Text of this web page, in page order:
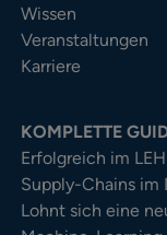
Wissen
Veranstaltungen
Karriere
KOMPLETTE
Erfolgreich im
Supply-Chains im
Lohnt sich eine